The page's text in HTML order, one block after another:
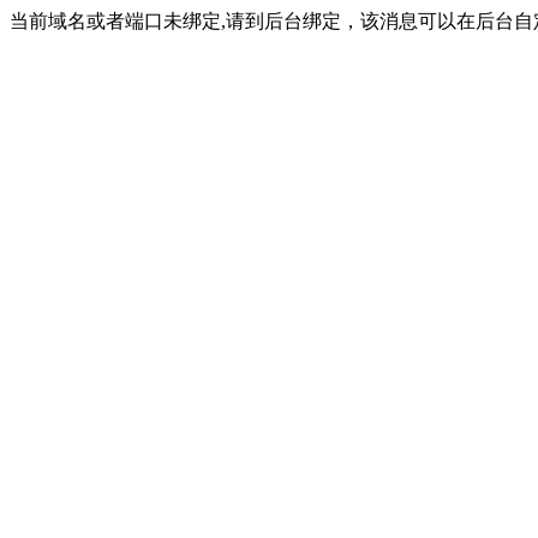
当前域名或者端口未绑定,请到后台绑定，该消息可以在后台自